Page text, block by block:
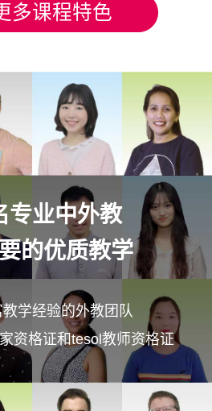
多课程特色
专业中外教
的优质教学
学经验的外教团队
资格证和tesol教师资格证